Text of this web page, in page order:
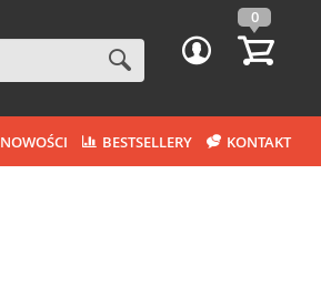
0
NOWOŚCI BESTSELLERY KONTAKT